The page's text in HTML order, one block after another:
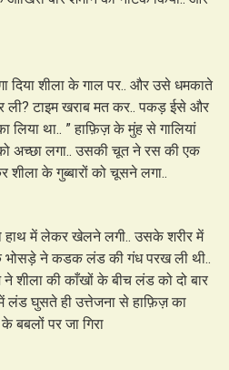
दिया शीला के गाल पर.. और उसे धमकाते
ली? टाइम खराब मत कर.. पकड़ ईसे और
लिया था.. ” हाफ़िज़ के मुंह से गालियां
अच्छा लगा.. उसकी चूत ने रस की एक
शीला के गुब्बारों को चूसने लगा..
हाथ में लेकर खेलने लगी.. उसके शरीर में
भोसड़े ने कडक लंड की गंध परख ली थी..
ने शीला की काँखों के बीच लंड को दो बार
लंड घुसते ही उत्तेजना से हाफ़िज़ का
बबलों पर जा गिरा